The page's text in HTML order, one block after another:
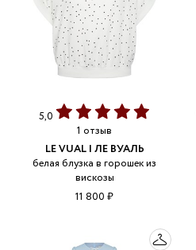
5,0
1 отзыв
LE VUAL | ЛЕ ВУАЛЬ
белая блузка в горошек из
вискозы
11 800 ₽